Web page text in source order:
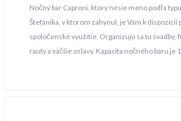
Nočný bar Caproni, ktorý nesie meno podľa typu
Štefánika, v ktorom zahynul, je Vám k dispozícii
spoločenské využitie. Organizujú sa tu svadby,
rauty a väčšie oslavy. Kapacita nočného baru je